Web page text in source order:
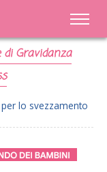
Gravidanza
per lo svezzamento